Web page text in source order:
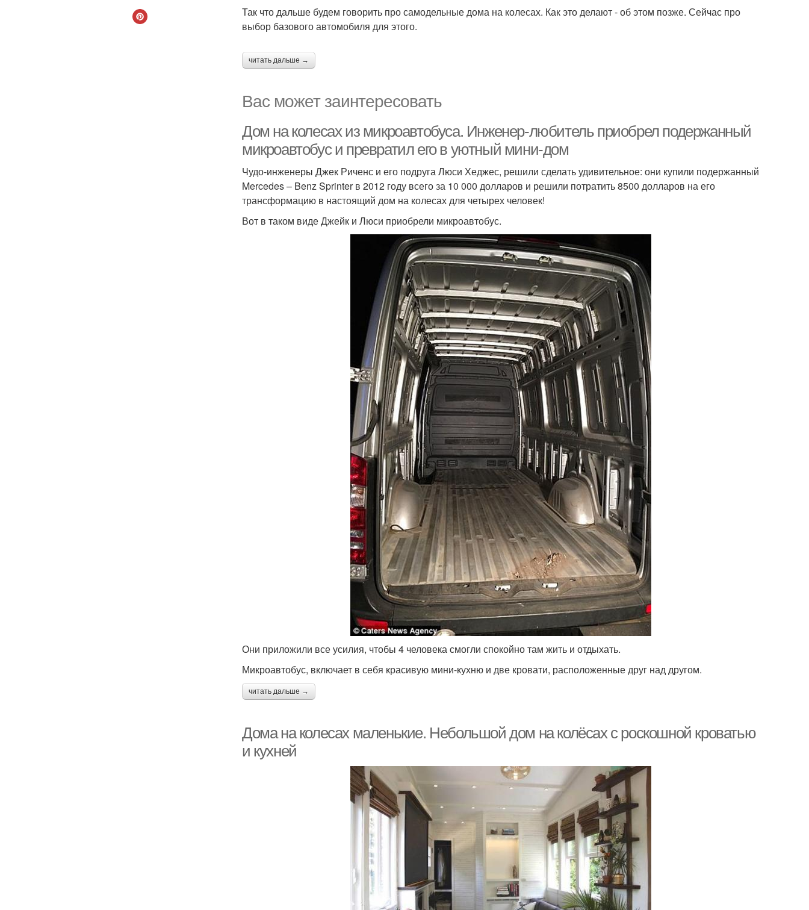
Так что дальше будем говорить про самодельные дома на колесах. Как это делают - об этом позже. Сейчас про
выбор базового автомобиля для этого.
читать дальше →
Вас может заинтересовать
Дом на колесах из микроавтобуса. Инженер-любитель приобрел подержанный
микроавтобус и превратил его в уютный мини-дом
Чудо-инженеры Джек Риченс и его подруга Люси Хеджес, решили сделать удивительное: они купили подержанный
Mercedes – Benz Sprinter в 2012 году всего за 10 000 долларов и решили потратить 8500 долларов на его
трансформацию в настоящий дом на колесах для четырех человек!
Вот в таком виде Джейк и Люси приобрели микроавтобус.
Они приложили все усилия, чтобы 4 человека смогли спокойно там жить и отдыхать.
Микроавтобус, включает в себя красивую мини-кухню и две кровати, расположенные друг над другом.
читать дальше →
Дома на колесах маленькие. Небольшой дом на колёсах с роскошной кроватью
и кухней